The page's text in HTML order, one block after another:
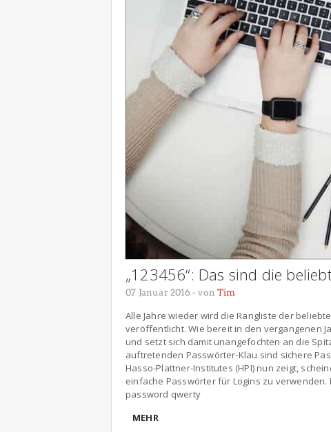
„123456“: Das sind die
07 Januar 2016- vonTim
Alle Jahre wieder wird die Rangliste der
veröffentlicht. Wie bereit in den vergangenen
und setzt sich damit unangefochten an die
auftretenden Passwörter-Klau sind sichere
Hasso-Plattner-Institutes (HPI) nun zeigt,
einfache Passwörter für Logins zu verwenden.
password qwerty
MEHR